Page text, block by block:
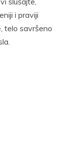
i praviji
telo savršeno